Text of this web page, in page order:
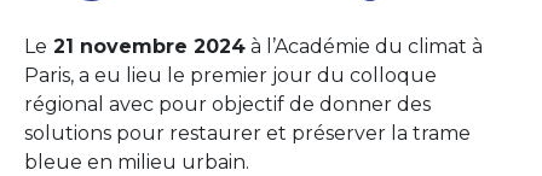
Le 21 novembre 2024 à l’Académie du climat à
Paris, a eu lieu le premier jour du colloque
régional avec pour objectif de donner des
solutions pour restaurer et préserver la trame
bleue en milieu urbain.